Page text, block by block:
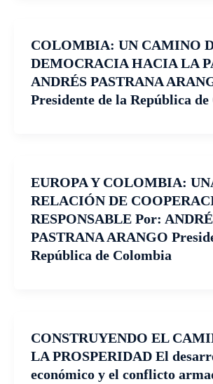
COLOMBIA: UN CAMINO
DEMOCRACIA HACIA LA
ANDRÉS PASTRANA
Presidente de la República
EUROPA Y COLOMBIA:
RELACIÓN DE
RESPONSABLE Por:
PASTRANA ARANGO
República de Colombia
CONSTRUYENDO EL
LA PROSPERIDAD El
económico y el conflicto